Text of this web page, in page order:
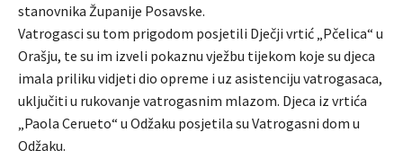
stanovnika Županije Posavske.
Vatrogasci su tom prigodom posjetili Dječji vrtić „Pčelica“ u
Orašju, te su im izveli pokaznu vježbu tijekom koje su djeca
imala priliku vidjeti dio opreme i uz asistenciju vatrogasaca,
uključiti u rukovanje vatrogasnim mlazom. Djeca iz vrtića
„Paola Cerueto“ u Odžaku posjetila su Vatrogasni dom u
Odžaku.